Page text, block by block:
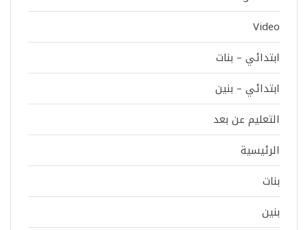
Video
ابتدائي – بنات
ابتدائي – بنين
التعليم عن بعد
الرئيسية
بنات
بنين